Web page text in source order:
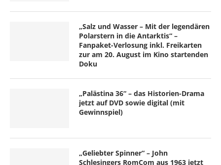
„Salz und Wasser – Mit der legendären
Polarstern in die Antarktis“ –
Fanpaket-Verlosung inkl. Freikarten
zur am 20. August im Kino startenden
Doku
„Palästina 36“ – das Historien-Drama
jetzt auf DVD sowie digital (mit
Gewinnspiel)
„Geliebter Spinner“ – John
Schlesingers RomCom aus 1963 jetzt